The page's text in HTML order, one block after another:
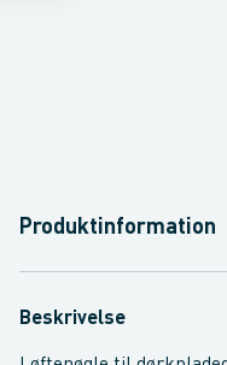
Produktinformation
Beskrivelse